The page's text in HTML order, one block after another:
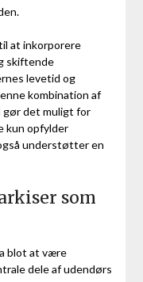
at inkorporere
skiftende
levetid og
kombination af
gør det muligt for
kun opfylder
understøtter en
som
blot at være
dele af udendørs